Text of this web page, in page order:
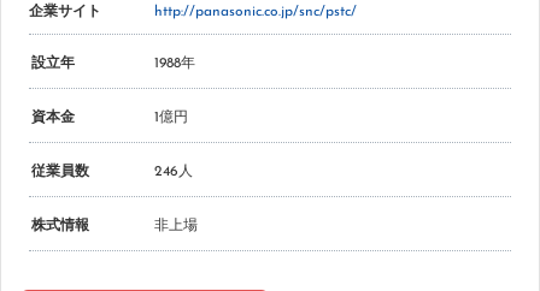
企業サイト http://panasonic.co.jp/snc/pstc/
設立年 1988年
資本金 1億円
従業員数 246人
株式情報 非上場